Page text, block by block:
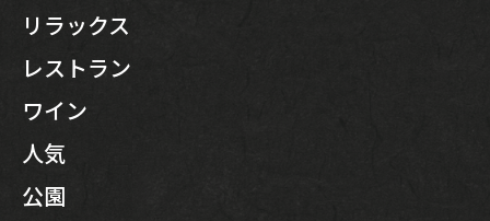
リラックス
レストラン
ワイン
人気
公園